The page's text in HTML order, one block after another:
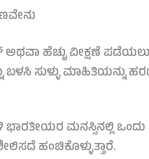
ಹೆಚ್ಚು ವೀಕ್ಷಣೆ
ಬಳಸಿ ಸುಳ್ಳು ಮಾಹಿತಿಯನ್ನು
ಭಾರತೀಯರ ಮನಸ್ಸಿನಲ್ಲಿ
ಹಂಚಿಕೊಳ್ಳುತ್ತಾರೆ.